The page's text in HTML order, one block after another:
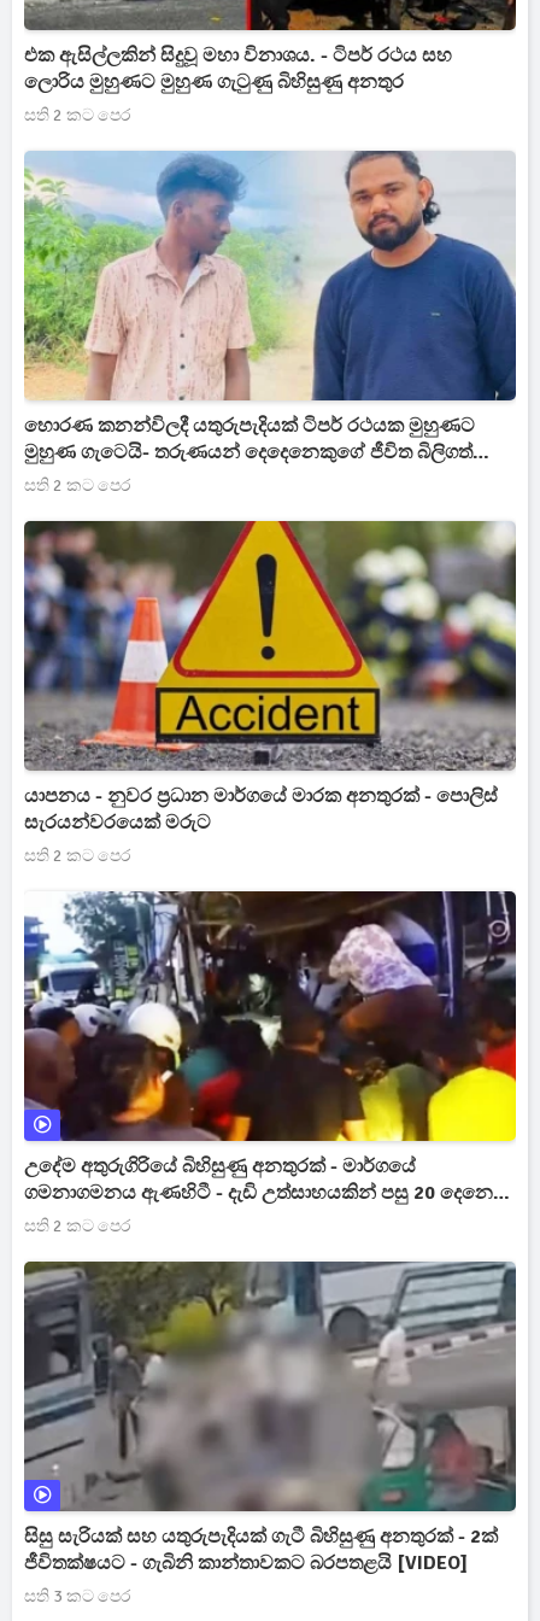
එක ඇසිල්ලකින් සිදුවූ මහා විනාශය. - ටිපර් රථය සහ
ලොරිය මුහුණට මුහුණ ගැටුණු බිහිසුණු අනතුර
සති 2 කට පෙර
හොරණ කනන්විලදී යතුරුපැදියක් ටිපර් රථයක මුහුණට
මුහුණ ගැටෙයි- තරුණයන් දෙදෙනෙකුගේ ජීවිත බිලිගත්
බිහිසුණු අනතුර
සති 2 කට පෙර
යාපනය - නුවර ප්‍රධාන මාර්ගයේ මාරක අනතුරක් - පොලිස්
සැරයන්වරයෙක් මරුට
සති 2 කට පෙර
උදේම අතුරුගිරියේ බිහිසුණු අනතුරක් - මාර්ගයේ
ගමනාගමනය ඇණහිටී - දැඩි උත්සාහයකින් පසු 20 දෙනෙක්
රෝහලට [VIDEO]
සති 2 කට පෙර
සිසු සැරියක් සහ යතුරුපැදියක් ගැටී බිහිසුණු අනතුරක් - 2ක්
ජීවිතක්ෂයට - ගැබිනි කාන්තාවකට බරපතළයි [VIDEO]
සති 3 කට පෙර